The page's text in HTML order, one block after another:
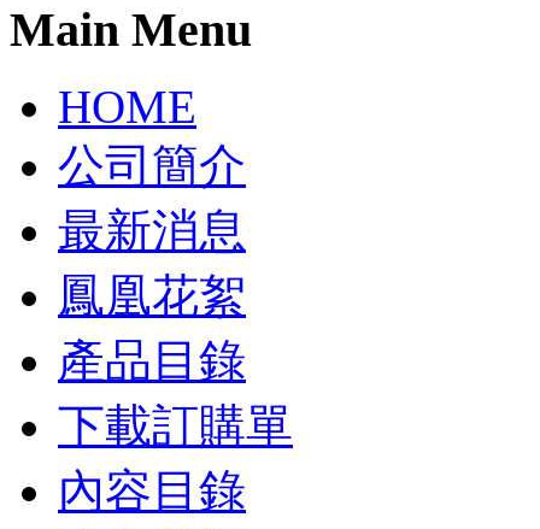
Main Menu
HOME
公司簡介
最新消息
鳳凰花絮
產品目錄
下載訂購單
內容目錄